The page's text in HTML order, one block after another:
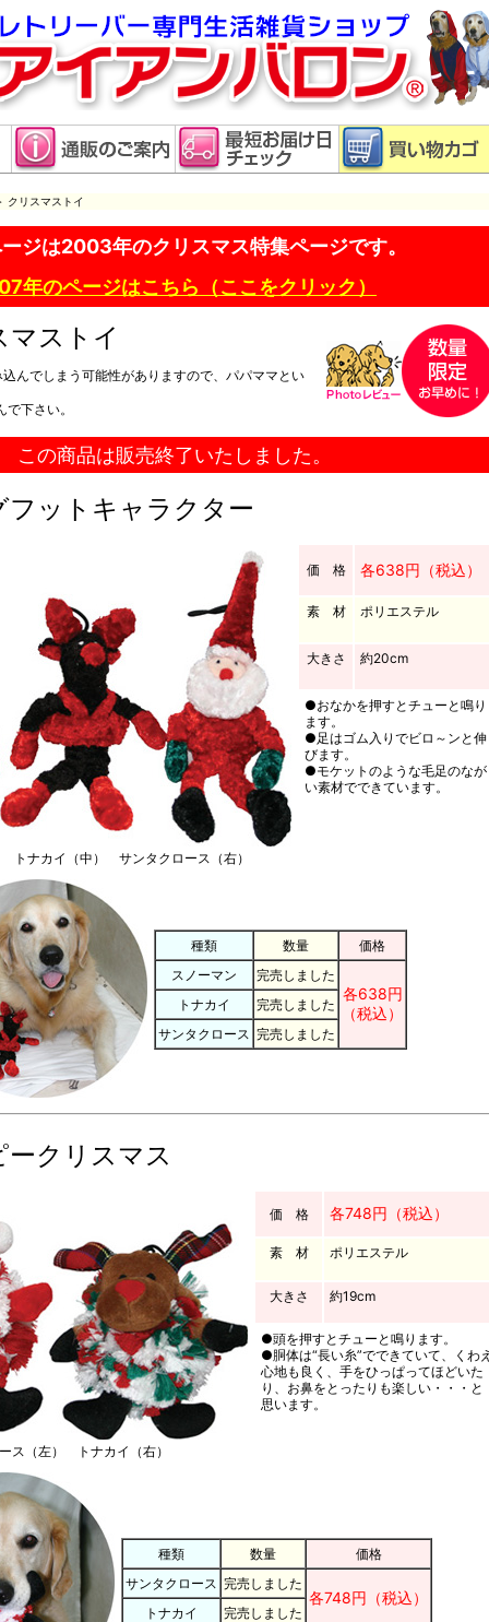
クリスマストイ
ジは2003年のクリスマス特集ページです。
年のページはこちら（ここをクリック）
マストイ
んでしまう可能性がありますので、パパママとい
下さい。
この商品は販売終了いたしました。
フットキャラクター
トナカイ（中） サンタクロース（右）
価 格 各638円（税込）
素 材 ポリエステル
大きさ 約20cm
●おなかを押すとチューと鳴り
ます。
●足はゴム入りでビロ～ンと伸
びます。
●モケットのような毛足のなが
い素材でできています。
種類 数量
価格
スノーマン
完売しました
各638円
（税込）
トナカイ
完売しました
サンタクロース 完売しました
ークリスマス
ス（左） トナカイ（右）
価 格 各748円（税込）
素 材 ポリエステル
大きさ 約19cm
●頭を押すとチューと鳴ります。
●胴体は“長い糸”でできていて、くわ
心地も良く、手をひっぱってほどいた
り、お鼻をとったりも楽しい・・・と
思います。
種類 数量
価格
サンタクロース 完売しました
各748円（税込）
トナカイ 完売しました